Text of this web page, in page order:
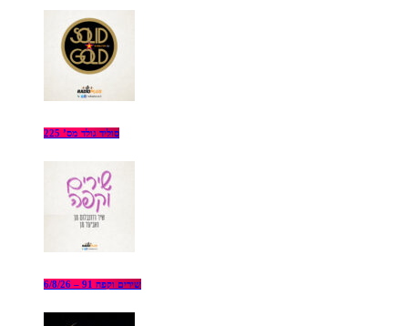
סוליד גולד מס’ 225
שירים וקפה 91 – 6/8/26